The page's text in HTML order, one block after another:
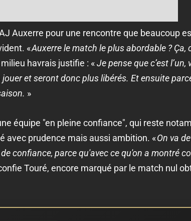
Auxerre pour une rencontre que beaucoup
«Auxerre le match le plus abordable ? Ça,
havrais justifie : «Je pense que c’est l’un,
et seront donc plus libérés. Et ensuite
»
équipe "en pleine confiance", qui reste
avec prudence mais aussi ambition. «On va
confiance, parce qu'avec ce qu'on a montré
Touré, encore marqué par le match nul